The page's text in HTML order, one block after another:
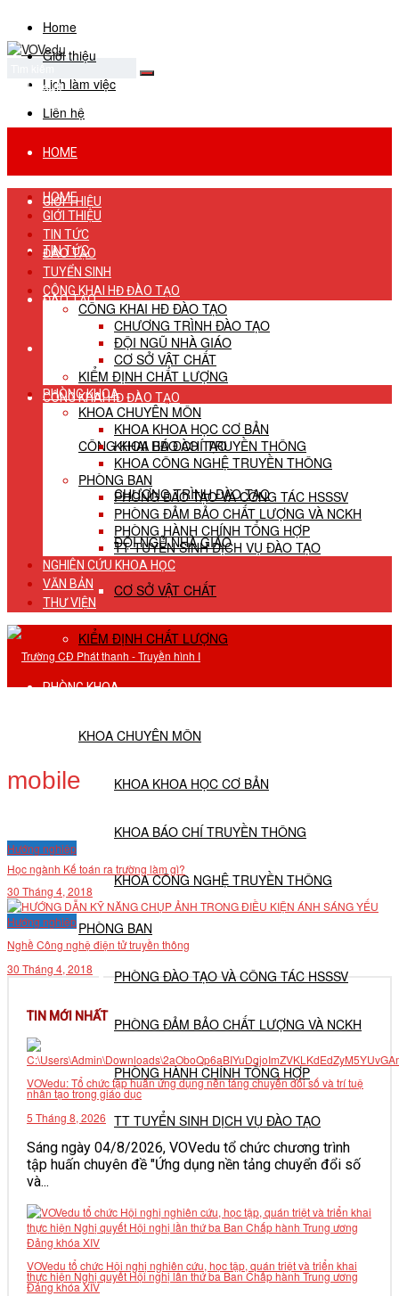
Home
Giới thiệu
Lịch làm việc
Liên hệ
No Result
View All Result
HOME
GIỚI THIỆU
TIN TỨC
ĐÀO TẠO
TUYỂN SINH
CÔNG KHAI HĐ ĐÀO TẠO
CÔNG KHAI HĐ ĐÀO TẠO
CHƯƠNG TRÌNH ĐÀO TẠO
ĐỘI NGŨ NHÀ GIÁO
CƠ SỞ VẬT CHẤT
KIỂM ĐỊNH CHẤT LƯỢNG
PHÒNG KHOA
KHOA CHUYÊN MÔN
KHOA KHOA HỌC CƠ BẢN
KHOA BÁO CHÍ TRUYỀN THÔNG
KHOA CÔNG NGHỆ TRUYỀN THÔNG
PHÒNG BAN
PHÒNG ĐÀO TẠO VÀ CÔNG TÁC HSSSV
PHÒNG ĐẢM BẢO CHẤT LƯỢNG VÀ NCKH
PHÒNG HÀNH CHÍNH TỔNG HỢP
TT TUYỂN SINH DỊCH VỤ ĐÀO TẠO
NGHIÊN CỨU KHOA HỌC
VĂN BẢN
THƯ VIỆN
HOME
GIỚI THIỆU
TIN TỨC
ĐÀO TẠO
TUYỂN SINH
CÔNG KHAI HĐ ĐÀO TẠO
CÔNG KHAI HĐ ĐÀO TẠO
CHƯƠNG TRÌNH ĐÀO TẠO
ĐỘI NGŨ NHÀ GIÁO
CƠ SỞ VẬT CHẤT
KIỂM ĐỊNH CHẤT LƯỢNG
PHÒNG KHOA
KHOA CHUYÊN MÔN
KHOA KHOA HỌC CƠ BẢN
KHOA BÁO CHÍ TRUYỀN THÔNG
KHOA CÔNG NGHỆ TRUYỀN THÔNG
PHÒNG BAN
PHÒNG ĐÀO TẠO VÀ CÔNG TÁC HSSSV
PHÒNG ĐẢM BẢO CHẤT LƯỢNG VÀ NCKH
PHÒNG HÀNH CHÍNH TỔNG HỢP
TT TUYỂN SINH DỊCH VỤ ĐÀO TẠO
NGHIÊN CỨU KHOA HỌC
VĂN BẢN
THƯ VIỆN
mobile
Hướng nghiệp
Học ngành Kế toán ra trường làm gì?
30 Tháng 4, 2018
Hướng nghiệp
Nghề Công nghệ điện tử truyền thông
30 Tháng 4, 2018
TIN MỚI NHẤT
VOVedu: Tổ chức tập huấn ứng dụng nền tảng chuyển đổi số và trí tuệ
nhân tạo trong giáo dục
5 Tháng 8, 2026
Sáng ngày 04/8/2026, VOVedu tổ chức chương trình
tập huấn chuyên đề "Ứng dụng nền tảng chuyển đổi số
và...
VOVedu tổ chức Hội nghị nghiên cứu, học tập, quán triệt và triển khai
thực hiện Nghị quyết Hội nghị lần thứ ba Ban Chấp hành Trung ương
Đảng khóa XIV